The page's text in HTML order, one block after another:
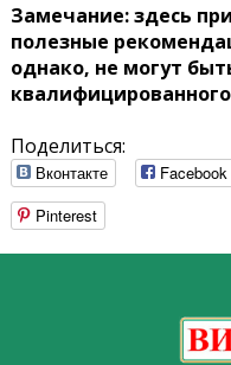
Замечание: здесь
полезные
однако, не могут
Поделиться:
Вконтакте Facebook
Pinterest